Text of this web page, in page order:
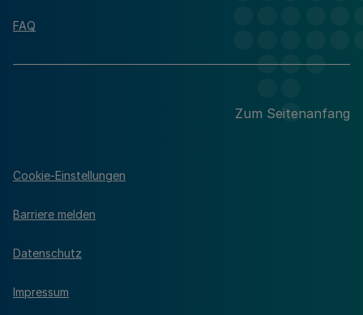
FAQ
Zum Seitenanfang
Cookie-Einstellungen
Barriere melden
Datenschutz
Impressum